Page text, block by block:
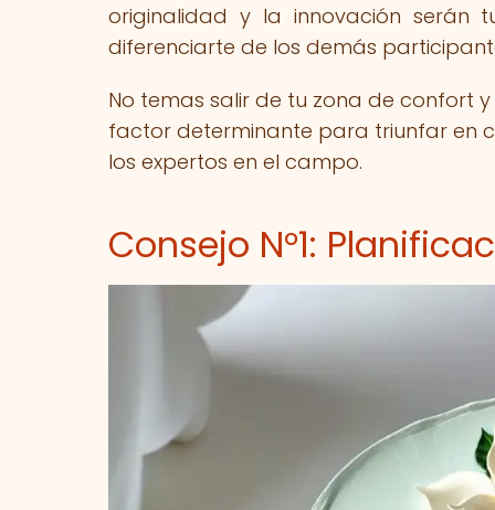
originalidad y la innovación
diferenciarte de los demás
No temas salir de tu zona de confort
factor determinante para triunfar en
los expertos en el campo.
Consejo N°1: